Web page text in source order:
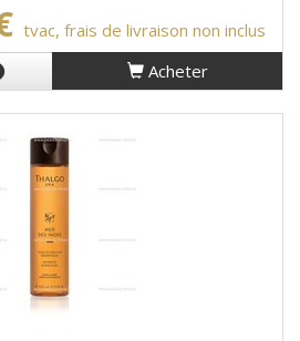
tvac, frais de livraison non inclus
Acheter